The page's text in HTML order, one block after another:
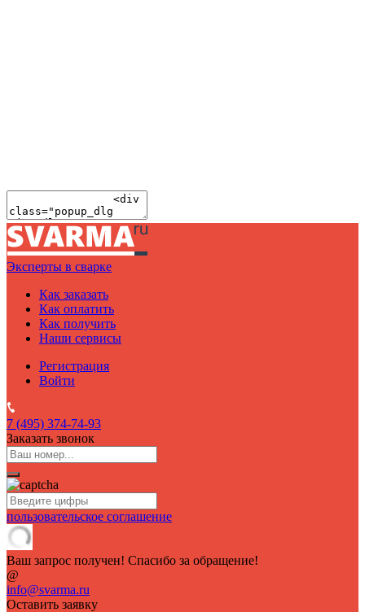
Эксперты в сварке
Как заказать
Как оплатить
Как получить
Наши сервисы
Регистрация
Войти
7 (495) 374-74-93
Заказать звонок
пользовательское соглашение
Ваш запрос получен! Спасибо за обращение!
@
info@svarma.ru
Оставить заявку